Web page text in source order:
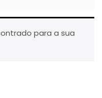
para a sua